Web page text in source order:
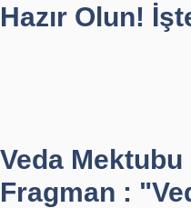
Hazır Olun!
Veda
Fragman :